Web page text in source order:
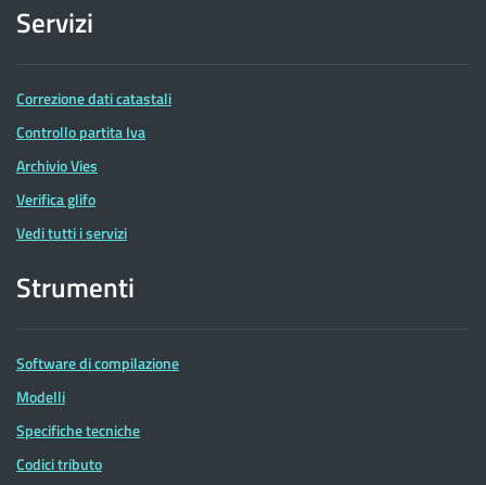
Servizi
Correzione dati catastali
Controllo partita Iva
Archivio Vies
Verifica glifo
Vedi tutti i servizi
Strumenti
Software di compilazione
Modelli
Specifiche tecniche
Codici tributo